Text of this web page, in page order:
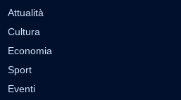
Attualità
Cultura
Economia
Sport
Eventi